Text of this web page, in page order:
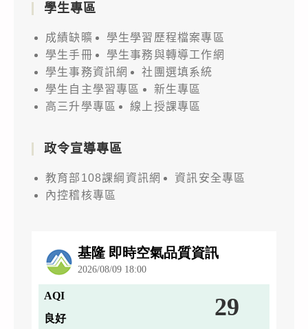
學生專區
成績缺曠
學生學習歷程檔案專區
學生手冊
學生事務與轉導工作網
學生事務資訊網
社團選填系統
學生自主學習專區
新生專區
高三升學專區
線上授課專區
政令宣導專區
教育部108課綱資訊網
資訊安全專區
內控稽核專區